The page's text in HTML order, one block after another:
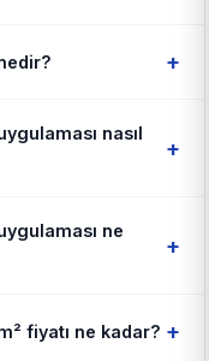
+
nasıl
+
ne
+
fiyatı ne kadar? +